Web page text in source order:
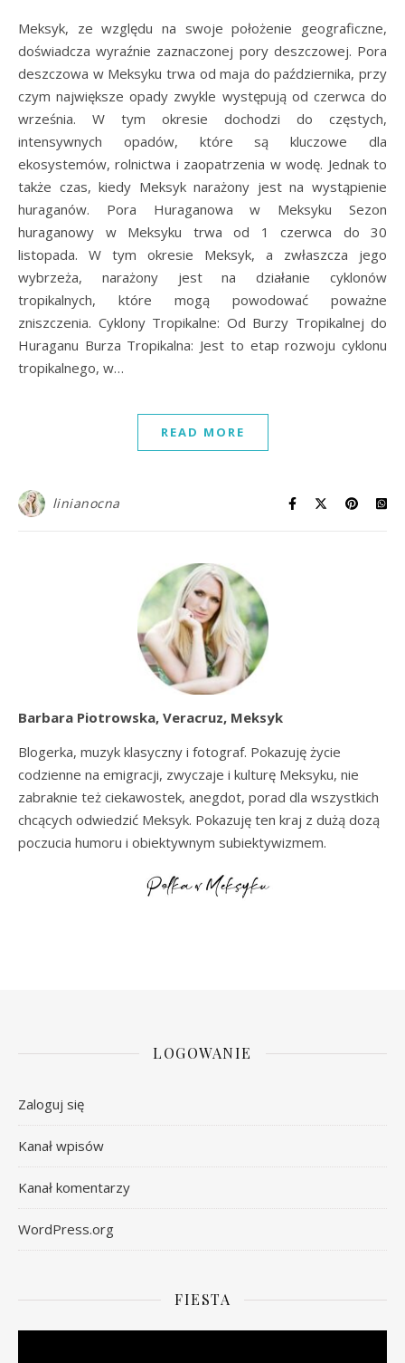
Meksyk, ze względu na swoje położenie geograficzne,
doświadcza wyraźnie zaznaczonej pory deszczowej. Pora
deszczowa w Meksyku trwa od maja do października, przy
czym największe opady zwykle występują od czerwca do
września. W tym okresie dochodzi do częstych,
intensywnych opadów, które są kluczowe dla
ekosystemów, rolnictwa i zaopatrzenia w wodę. Jednak to
także czas, kiedy Meksyk narażony jest na wystąpienie
huraganów. Pora Huraganowa w Meksyku Sezon
huraganowy w Meksyku trwa od 1 czerwca do 30
listopada. W tym okresie Meksyk, a zwłaszcza jego
wybrzeża, narażony jest na działanie cyklonów
tropikalnych, które mogą powodować poważne
zniszczenia. Cyklony Tropikalne: Od Burzy Tropikalnej do
Huraganu Burza Tropikalna: Jest to etap rozwoju cyklonu
tropikalnego, w…
READ MORE
linianocna
Barbara Piotrowska, Veracruz, Meksyk
Blogerka, muzyk klasyczny i fotograf. Pokazuję życie
codzienne na emigracji, zwyczaje i kulturę Meksyku, nie
zabraknie też ciekawostek, anegdot, porad dla wszystkich
chcących odwiedzić Meksyk. Pokazuję ten kraj z dużą dozą
poczucia humoru i obiektywnym subiektywizmem.
LOGOWANIE
Zaloguj się
Kanał wpisów
Kanał komentarzy
WordPress.org
FIESTA
Odtwarzacz